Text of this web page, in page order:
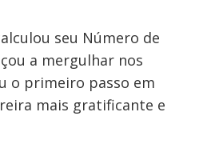
seu Número de
a mergulhar nos
o primeiro passo em
mais gratificante e